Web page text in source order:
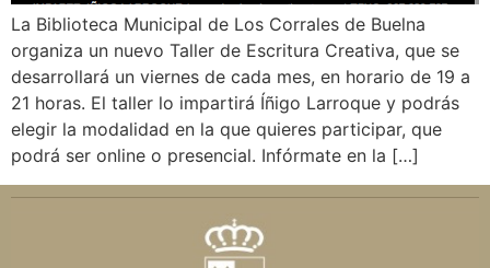
La Biblioteca Municipal de Los Corrales de Buelna
organiza un nuevo Taller de Escritura Creativa, que se
desarrollará un viernes de cada mes, en horario de 19 a
21 horas. El taller lo impartirá Íñigo Larroque y podrás
elegir la modalidad en la que quieres participar, que
podrá ser online o presencial. Infórmate en la […]